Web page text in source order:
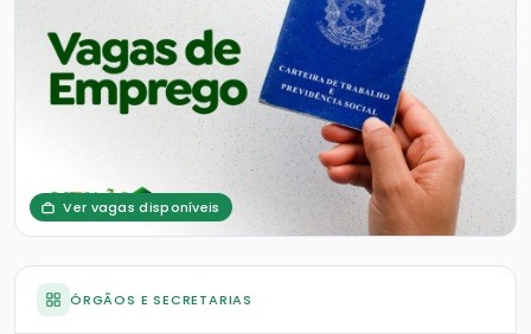
Ver vagas disponíveis
ÓRGÃOS E SECRETARIAS